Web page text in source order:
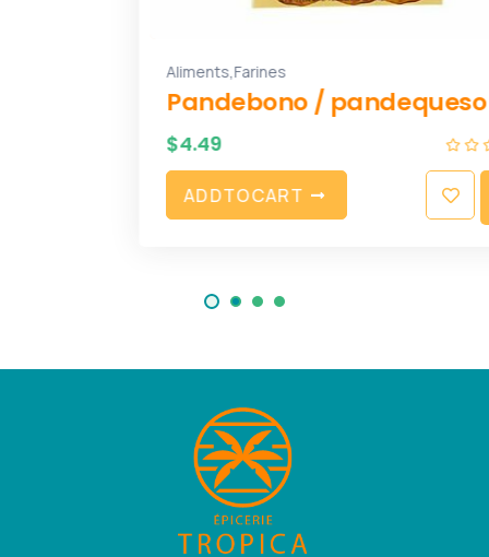
Farines
Pandebono / pandequeso
T